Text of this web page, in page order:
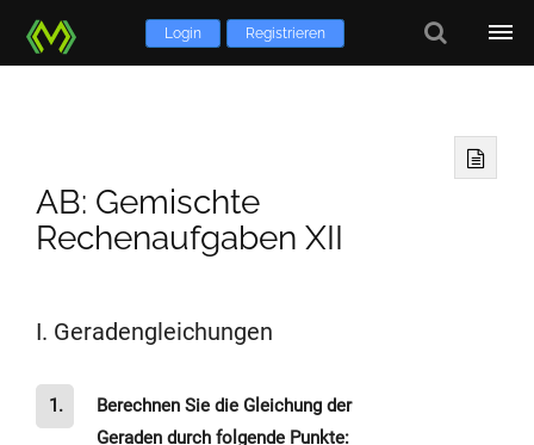
Login Registrieren
AB: Gemischte
Rechenaufgaben XII
I. Geradengleichungen
1.
Berechnen Sie die Gleichung der
Geraden durch folgende Punkte: